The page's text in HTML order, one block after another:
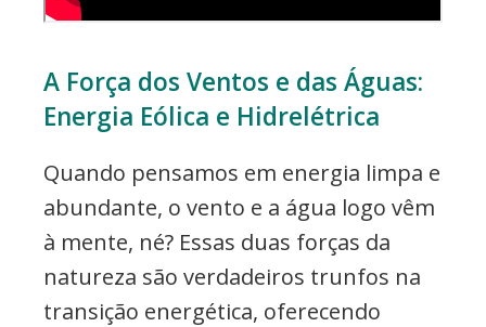
A Força dos Ventos e das Águas:
Energia Eólica e Hidrelétrica
Quando pensamos em energia limpa e
abundante, o vento e a água logo vêm
à mente, né? Essas duas forças da
natureza são verdadeiros trunfos na
transição energética, oferecendo